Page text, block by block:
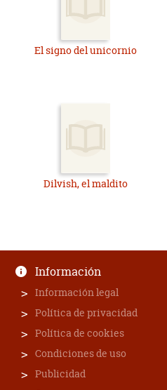
El signo del unicornio
Dilvish, el maldito
Información
Información legal
Política de privacidad
Política de cookies
Condiciones de uso
Publicidad